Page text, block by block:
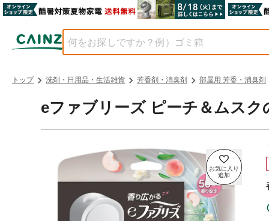
トップ 洗剤・日用品・生活雑貨 芳香剤・消臭剤 部屋用 芳香・消臭剤
eファブリーズ ピーチ＆ムスク